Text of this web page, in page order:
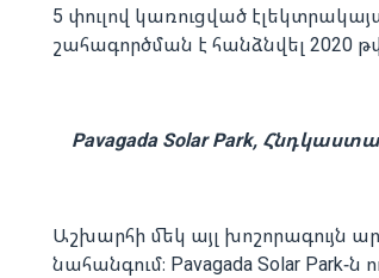
5 փուլով կառուցված
շահագործման է հանձնվել 2020
Pavagada Solar Park,
Աշխարհի մեկ այլ
նահանգում։ Pavagada Solar Park-ն